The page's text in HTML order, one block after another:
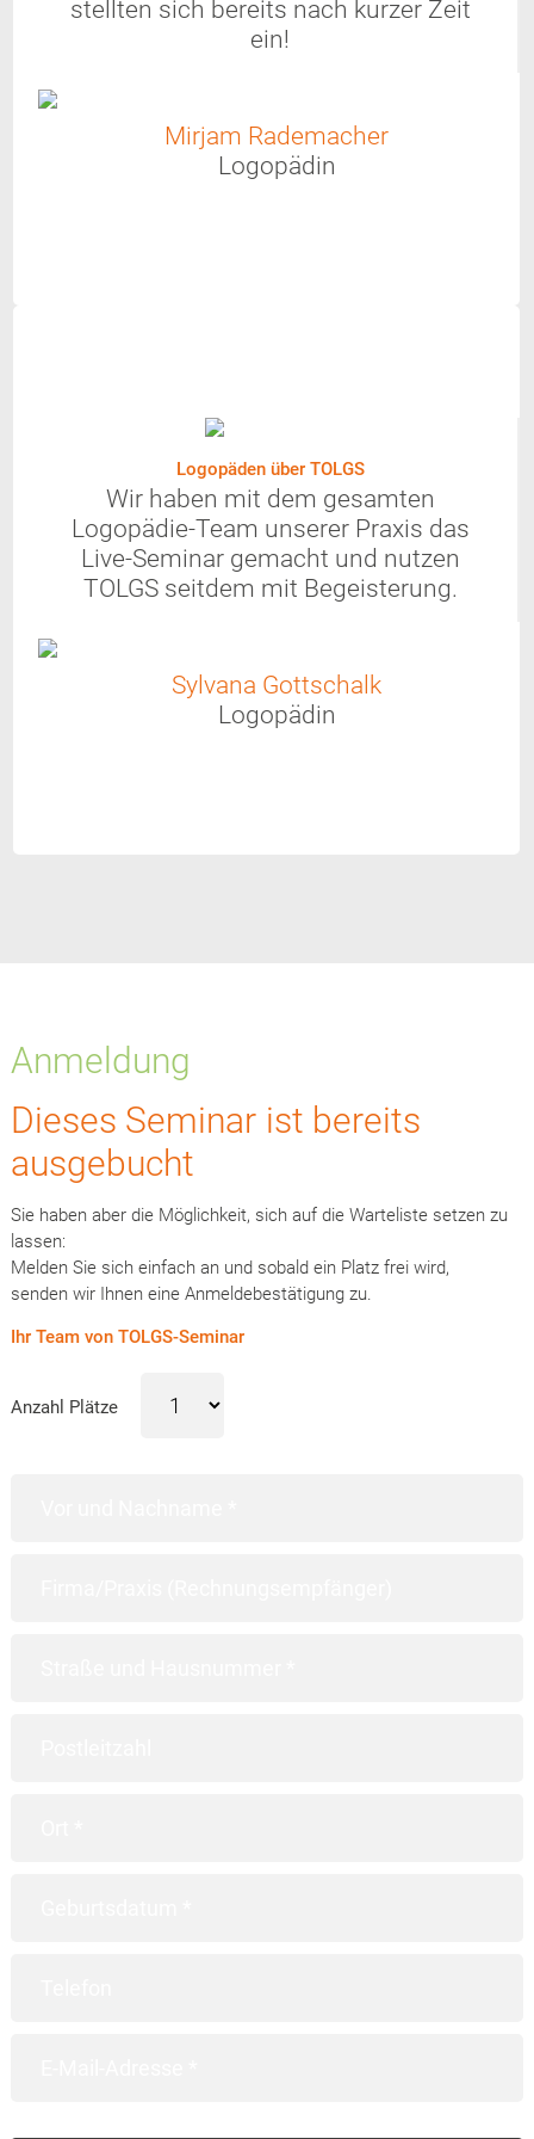
stellten sich bereits nach kurzer Zeit
ein!
Mirjam Rademacher
Logopädin
Logopäden über TOLGS
Wir haben mit dem gesamten
Logopädie-Team unserer Praxis das
Live-Seminar gemacht und nutzen
TOLGS seitdem mit Begeisterung.
Sylvana Gottschalk
Logopädin
Anmeldung
Dieses Seminar ist bereits
ausgebucht
Sie haben aber die Möglichkeit, sich auf die Warteliste setzen zu
lassen:
Melden Sie sich einfach an und sobald ein Platz frei wird,
senden wir Ihnen eine Anmeldebestätigung zu.
Ihr Team von TOLGS-Seminar
Anzahl Plätze